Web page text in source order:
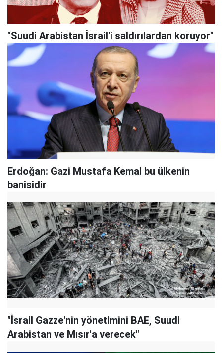
"Suudi Arabistan İsrail'i saldırılardan koruyor"
Erdoğan: Gazi Mustafa Kemal bu ülkenin
banisidir
"İsrail Gazze'nin yönetimini BAE, Suudi
Arabistan ve Mısır'a verecek"